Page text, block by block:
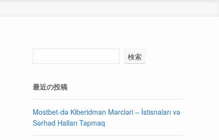
検索
最近の投稿
Mostbet-də Kiberidman Mərcləri – İstisnaları və
Sərhəd Halları Tapmaq